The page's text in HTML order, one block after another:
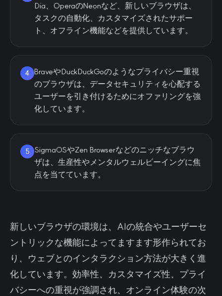
Dia、OperaのNeonなど、新しいブラウザは、
タスクの自動化、カスタマイズされたサポー
ト、オフライン機能などを提供しています。
4 BraveやDuckDuckGoのようなプライバシー重視
のブラウザは、データセキュリティを心配する
ユーザーを引き付けるためにオファリングを強
化しています。
5
SigmaOSやZen Browserなどのニッチなブラウ
ザは、生産性やメンタルウェルビーイングに焦
点を当てています。
新しいブラウザの環境は、AIの統合やユーザーセ
ントリックな機能によってますます形作られてお
り、ウェブとのインタラクション方法が大きく進
化しています。効率性、カスタマイズ性、プライ
バシーへの重視が強調され、オンライン体験の次